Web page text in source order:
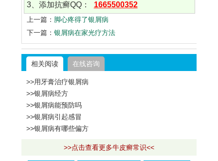
3、添加抗癣QQ：
1665500352
上一篇： 脚心疼得了银屑病
下一篇： 银屑病在家光疗方法
相关阅读 在线咨询
>>用牙膏治疗银屑病
>>银屑病经方
>>银屑病能预防吗
>>银屑病引起感冒
>>银屑病有哪些偏方
>>点击查看更多牛皮癣常识<<